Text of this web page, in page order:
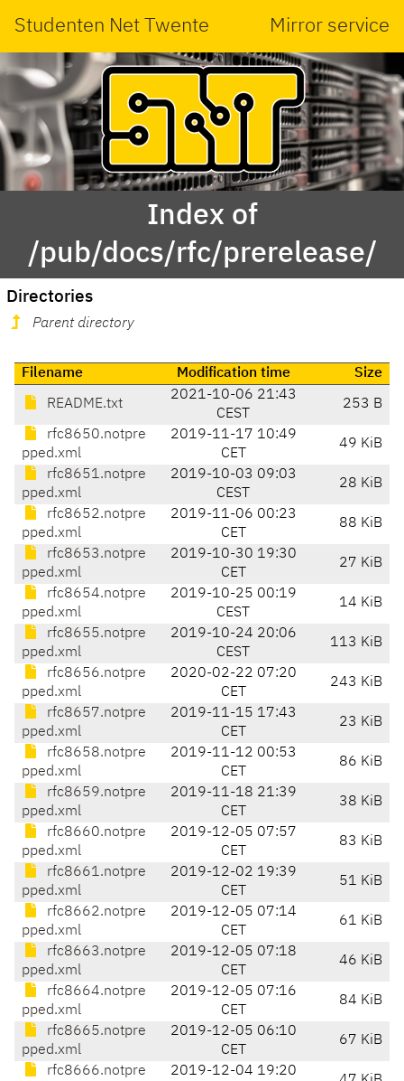
Studenten Net Twente Mirror service
Index of
/pub/docs/rfc/prerelease/
Directories
Parent directory
Filename Modification time Size
README.txt
2021-10-06 21:43
CEST
253 B
rfc8650.notpre
pped.xml
2019-11-17 10:49
CET
49 KiB
rfc8651.notpre
pped.xml
2019-10-03 09:03
CEST
28 KiB
rfc8652.notpre
pped.xml
2019-11-06 00:23
CET
88 KiB
rfc8653.notpre
pped.xml
2019-10-30 19:30
CET
27 KiB
rfc8654.notpre
pped.xml
2019-10-25 00:19
CEST
14 KiB
rfc8655.notpre
pped.xml
2019-10-24 20:06
CEST
113 KiB
rfc8656.notpre
pped.xml
2020-02-22 07:20
CET
243 KiB
rfc8657.notpre
pped.xml
2019-11-15 17:43
CET
23 KiB
rfc8658.notpre
pped.xml
2019-11-12 00:53
CET
86 KiB
rfc8659.notpre
pped.xml
2019-11-18 21:39
CET
38 KiB
rfc8660.notpre
pped.xml
2019-12-05 07:57
CET
83 KiB
rfc8661.notpre
pped.xml
2019-12-02 19:39
CET
51 KiB
rfc8662.notpre
pped.xml
2019-12-05 07:14
CET
61 KiB
rfc8663.notpre
pped.xml
2019-12-05 07:18
CET
46 KiB
rfc8664.notpre
pped.xml
2019-12-05 07:16
CET
84 KiB
rfc8665.notpre
pped.xml
2019-12-05 06:10
CET
67 KiB
rfc8666.notpre
2019-12-04 19:20